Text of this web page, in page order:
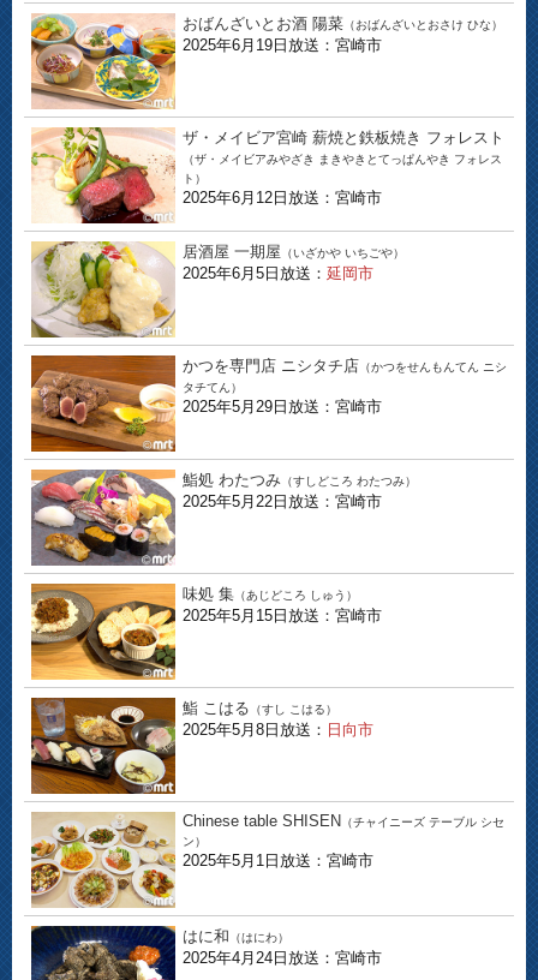
おばんざいとお酒 陽菜 （おばんざいとおさけ ひな）
2025年6月19日放送：宮崎市
ザ・メイビア宮崎 薪焼と鉄板焼き フォレスト
（ザ・メイビアみやざき まきやきとてっぱんやき フォレス
ト）
2025年6月12日放送：宮崎市
居酒屋 一期屋 （いざかや いちごや）
2025年6月5日放送： 延岡市
かつを専門店 ニシタチ店 （かつをせんもんてん ニシ
タチてん）
2025年5月29日放送：宮崎市
鮨処 わたつみ （すしどころ わたつみ）
2025年5月22日放送：宮崎市
味処 集 （あじどころ しゅう）
2025年5月15日放送：宮崎市
鮨 こはる （すし こはる）
2025年5月8日放送： 日向市
Chinese table SHISEN （チャイニーズ テーブル シセ
ン）
2025年5月1日放送：宮崎市
はに和 （はにわ）
2025年4月24日放送：宮崎市